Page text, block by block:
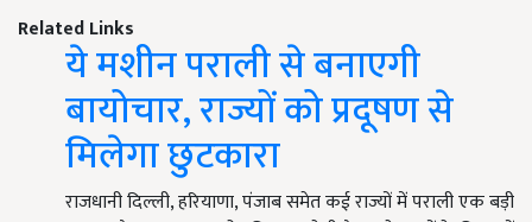
Related Links
ये मशीन पराली से बनाएगी
बायोचार, राज्यों को प्रदूषण से
मिलेगा छुटकारा
राजधानी दिल्ली, हरियाणा, पंजाब समेत कई राज्यों में पराली एक बड़ी